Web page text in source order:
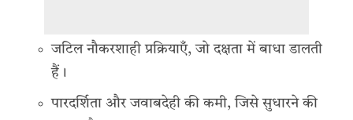
जटिल नौकरशाही प्रक्रियाएँ, जो दक्षता में बाधा डालती
हैं।
पारदर्शिता और जवाबदेही की कमी, जिसे सुधारने की